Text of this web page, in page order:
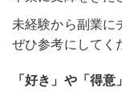
未経験から副業に
ぜひ参考にしてく
「好き」や「得